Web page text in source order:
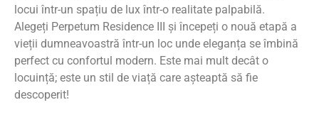
locui într-un spațiu de lux într-o realitate palpabilă.
Alegeți Perpetum Residence III și începeți o nouă etapă a
vieții dumneavoastră într-un loc unde eleganța se îmbină
perfect cu confortul modern. Este mai mult decât o
locuință; este un stil de viață care așteaptă să fie
descoperit!